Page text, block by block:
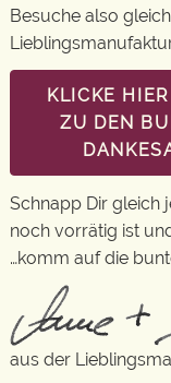
Besuche also
KLICKE
ZU DEN
Schnapp Dir gleich
noch vorrätig ist
…komm auf die
aus der